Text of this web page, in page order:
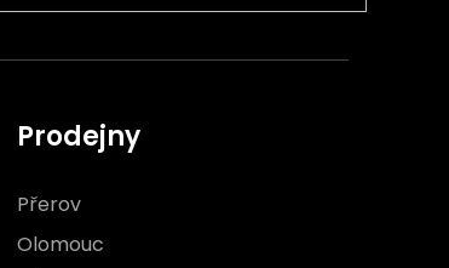
Prodejny
Přerov
Olomouc